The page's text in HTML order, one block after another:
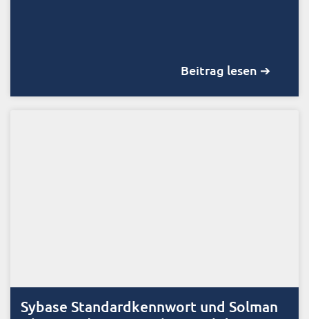
Beitrag lesen ➔
Sybase Standardkennwort und Solman